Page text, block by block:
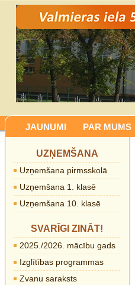
JAUNUMI PAR MUMS
UZŅEMŠANA
Uzņemšana pirmsskolā
Uzņemšana 1. klasē
Uzņemšana 10. klasē
SVARĪGI ZINĀT!
2025./2026. mācību gads
Izglītības programmas
Zvanu saraksts